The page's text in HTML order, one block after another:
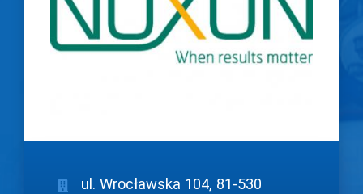
ul. Wrocławska 104, 81-530